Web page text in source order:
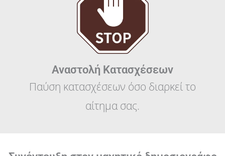
Αναστολή Κατασχέσεων
Παύση κατασχέσεων όσο διαρκεί το
αίτημα σας.